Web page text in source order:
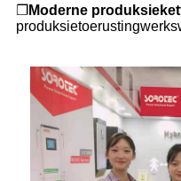
❐ Moderne